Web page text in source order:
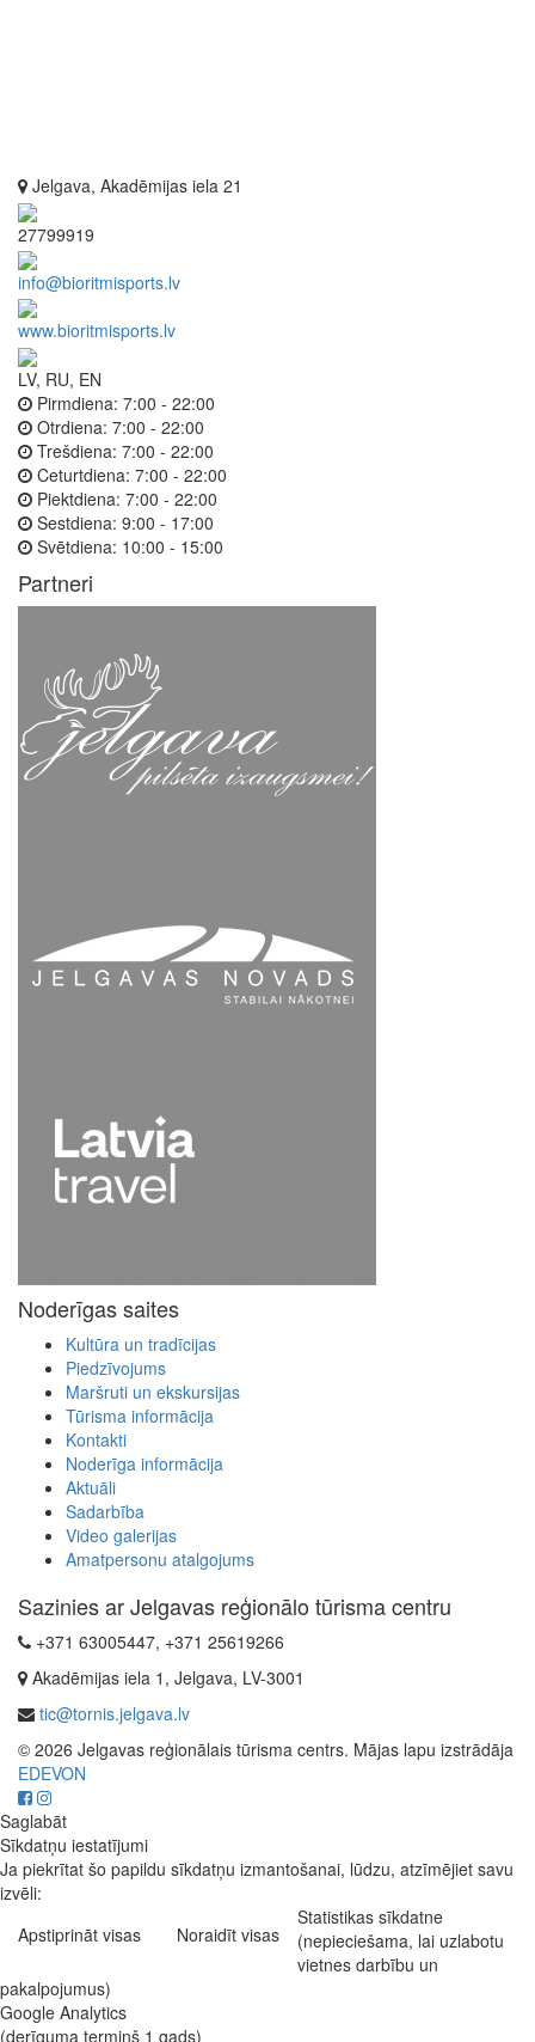
Jelgava, Akadēmijas iela 21
27799919
info@bioritmisports.lv
www.bioritmisports.lv
LV, RU, EN
Pirmdiena: 7:00 - 22:00
Otrdiena: 7:00 - 22:00
Trešdiena: 7:00 - 22:00
Ceturtdiena: 7:00 - 22:00
Piektdiena: 7:00 - 22:00
Sestdiena: 9:00 - 17:00
Svētdiena: 10:00 - 15:00
Partneri
Noderīgas saites
Kultūra un tradīcijas
Piedzīvojums
Maršruti un ekskursijas
Tūrisma informācija
Kontakti
Noderīga informācija
Aktuāli
Sadarbība
Video galerijas
Amatpersonu atalgojums
Sazinies ar Jelgavas reģionālo tūrisma centru
+371 63005447, +371 25619266
Akadēmijas iela 1, Jelgava, LV-3001
tic@tornis.jelgava.lv
© 2026 Jelgavas reģionālais tūrisma centrs. Mājas lapu izstrādāja
EDEVON
Saglabāt
Sīkdatņu iestatījumi
Ja piekrītat šo papildu sīkdatņu izmantošanai, lūdzu, atzīmējiet savu
izvēli:
Apstiprināt visas
Noraidīt visas
Statistikas sīkdatne
(nepieciešama, lai uzlabotu
vietnes darbību un
pakalpojumus)
Google Analytics
(derīguma termiņš 1 gads)